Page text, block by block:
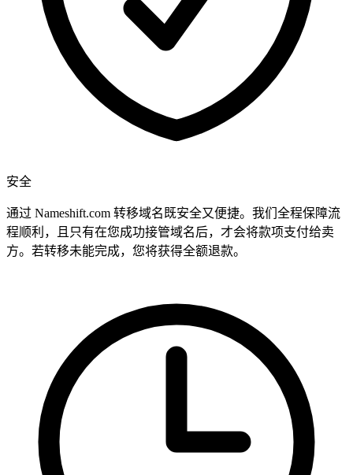
安全
通过 Nameshift.com 转移域名既安全又便捷。我们全程保障流
程顺利，且只有在您成功接管域名后，才会将款项支付给卖
方。若转移未能完成，您将获得全额退款。